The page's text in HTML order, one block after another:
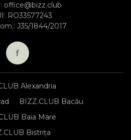
office@bizz.club
RO33577243
J35/1844/2017
Alexandria
BIZZ.CLUB Bacău
Baia Mare
Bistrița